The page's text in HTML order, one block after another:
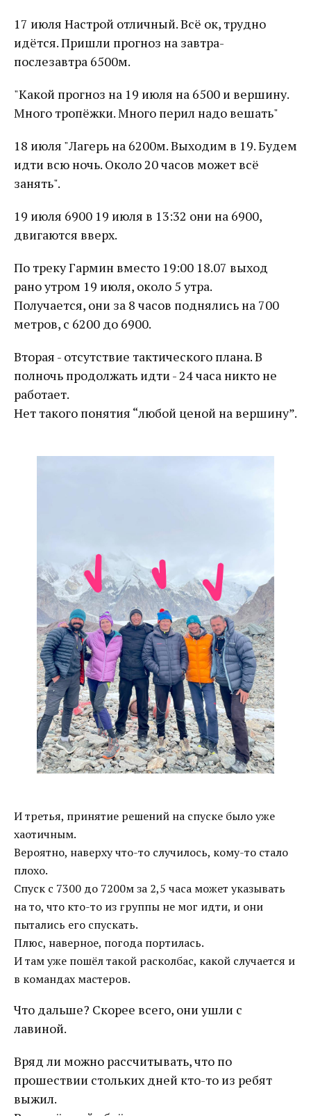
17 июля Настрой отличный. Всё ок, трудно
идётся. Пришли прогноз на завтра-
послезавтра 6500м.
"Какой прогноз на 19 июля на 6500 и вершину.
Много тропёжки. Много перил надо вешать"
18 июля "Лагерь на 6200м. Выходим в 19. Будем
идти всю ночь. Около 20 часов может всё
занять".
19 июля 6900 19 июля в 13:32 они на 6900,
двигаются вверх.
По треку Гармин вместо 19:00 18.07 выход
рано утром 19 июля, около 5 утра.
Получается, они за 8 часов поднялись на 700
метров, с 6200 до 6900.
Вторая - отсутствие тактического плана. В
полночь продолжать идти - 24 часа никто не
работает.
Нет такого понятия “любой ценой на вершину”.
И третья, принятие решений на спуске было уже
хаотичным.
Вероятно, наверху что-то случилось, кому-то стало
плохо.
Спуск с 7300 до 7200м за 2,5 часа может указывать
на то, что кто-то из группы не мог идти, и они
пытались его спускать.
Плюс, наверное, погода портилась.
И там уже пошёл такой расколбас, какой случается и
в командах мастеров.
Что дальше? Скорее всего, они ушли с
лавиной.
Вряд ли можно рассчитывать, что по
прошествии стольких дней кто-то из ребят
выжил.